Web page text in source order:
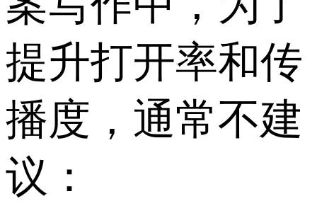
提升打开率和传
播度，通常不建
议：